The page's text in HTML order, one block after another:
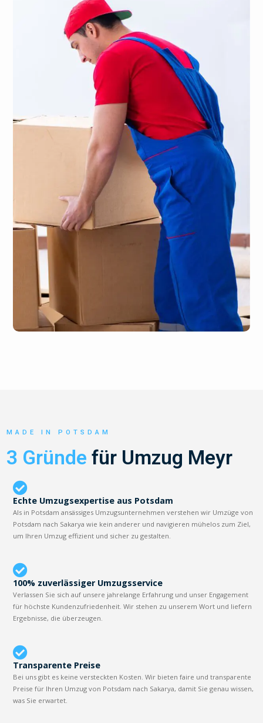
MADE IN POTSDAM
3 Gründe für Umzug Meyr
Echte Umzugsexpertise aus Potsdam
Als in Potsdam ansässiges Umzugsunternehmen verstehen wir Umzüge von
Potsdam nach Sakarya wie kein anderer und navigieren mühelos zum Ziel,
um Ihren Umzug effizient und sicher zu gestalten.
100% zuverlässiger Umzugsservice
Verlassen Sie sich auf unsere jahrelange Erfahrung und unser Engagement
für höchste Kundenzufriedenheit. Wir stehen zu unserem Wort und liefern
Ergebnisse, die überzeugen.
Transparente Preise
Bei uns gibt es keine versteckten Kosten. Wir bieten faire und transparente
Preise für Ihren Umzug von Potsdam nach Sakarya, damit Sie genau wissen,
was Sie erwartet.